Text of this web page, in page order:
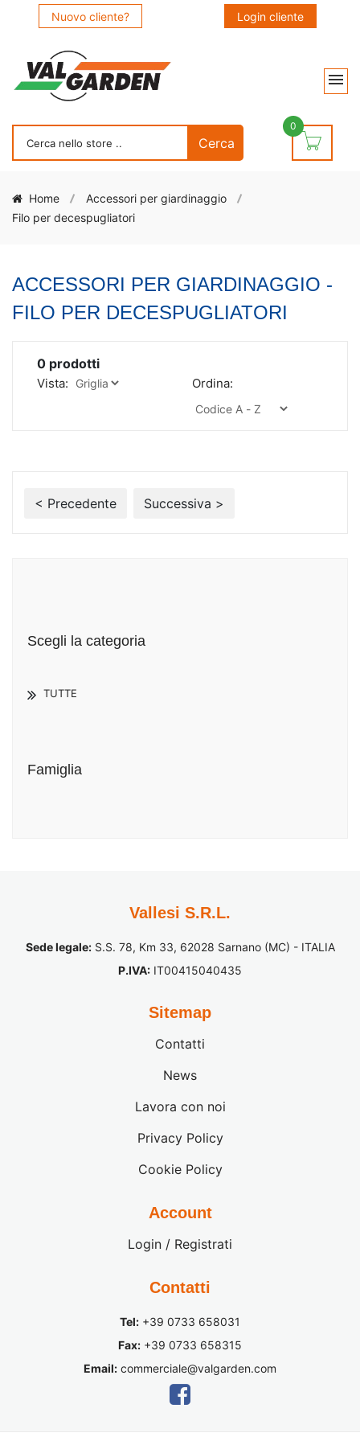
Nuovo cliente? Login cliente
0
Home
Accessori per giardinaggio
Filo per decespugliatori
ACCESSORI PER GIARDINAGGIO -
FILO PER DECESPUGLIATORI
0 prodotti
Vista: Ordina:
< Precedente Successiva >
Scegli la categoria
TUTTE
Famiglia
Vallesi S.R.L.
Sede legale:S.S. 78, Km 33, 62028 Sarnano (MC) - ITALIA
P.IVA: IT00415040435
Sitemap
Contatti
News
Lavora con noi
Privacy Policy
Cookie Policy
Account
Login / Registrati
Contatti
Tel: +39 0733 658031
Fax: +39 0733 658315
Email: commerciale@valgarden.com